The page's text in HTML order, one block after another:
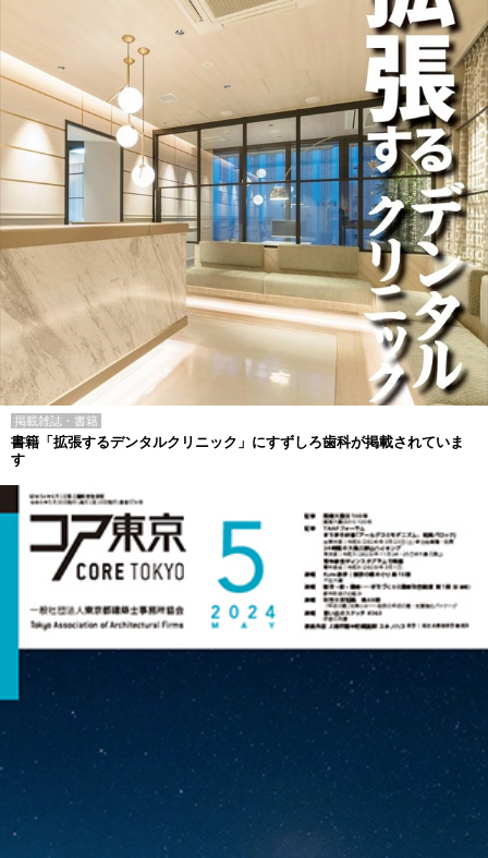
掲載雑誌・書籍
書籍「拡張するデンタルクリニック」にすずしろ歯科が掲載されていま
す